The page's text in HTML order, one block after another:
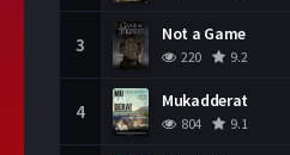
3 Not a Game
220 9.2
4 Mukadderat
804 9.1